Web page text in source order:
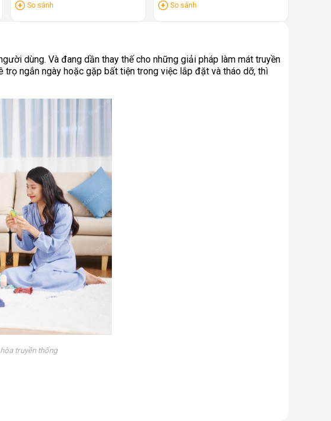
So sánh So sánh
dùng. Và đang dần thay thế cho những giải pháp làm mát truyền
ngắn ngày hoặc gặp bất tiện trong việc lắp đặt và tháo dỡ, thì
truyền thống
rất nhiều người nhầm tưởng rằng thiết bị này là quạt hơi nước.
nén, khí gas, ống dẫn gas, bảng điều khiển,... giống như một chiếc